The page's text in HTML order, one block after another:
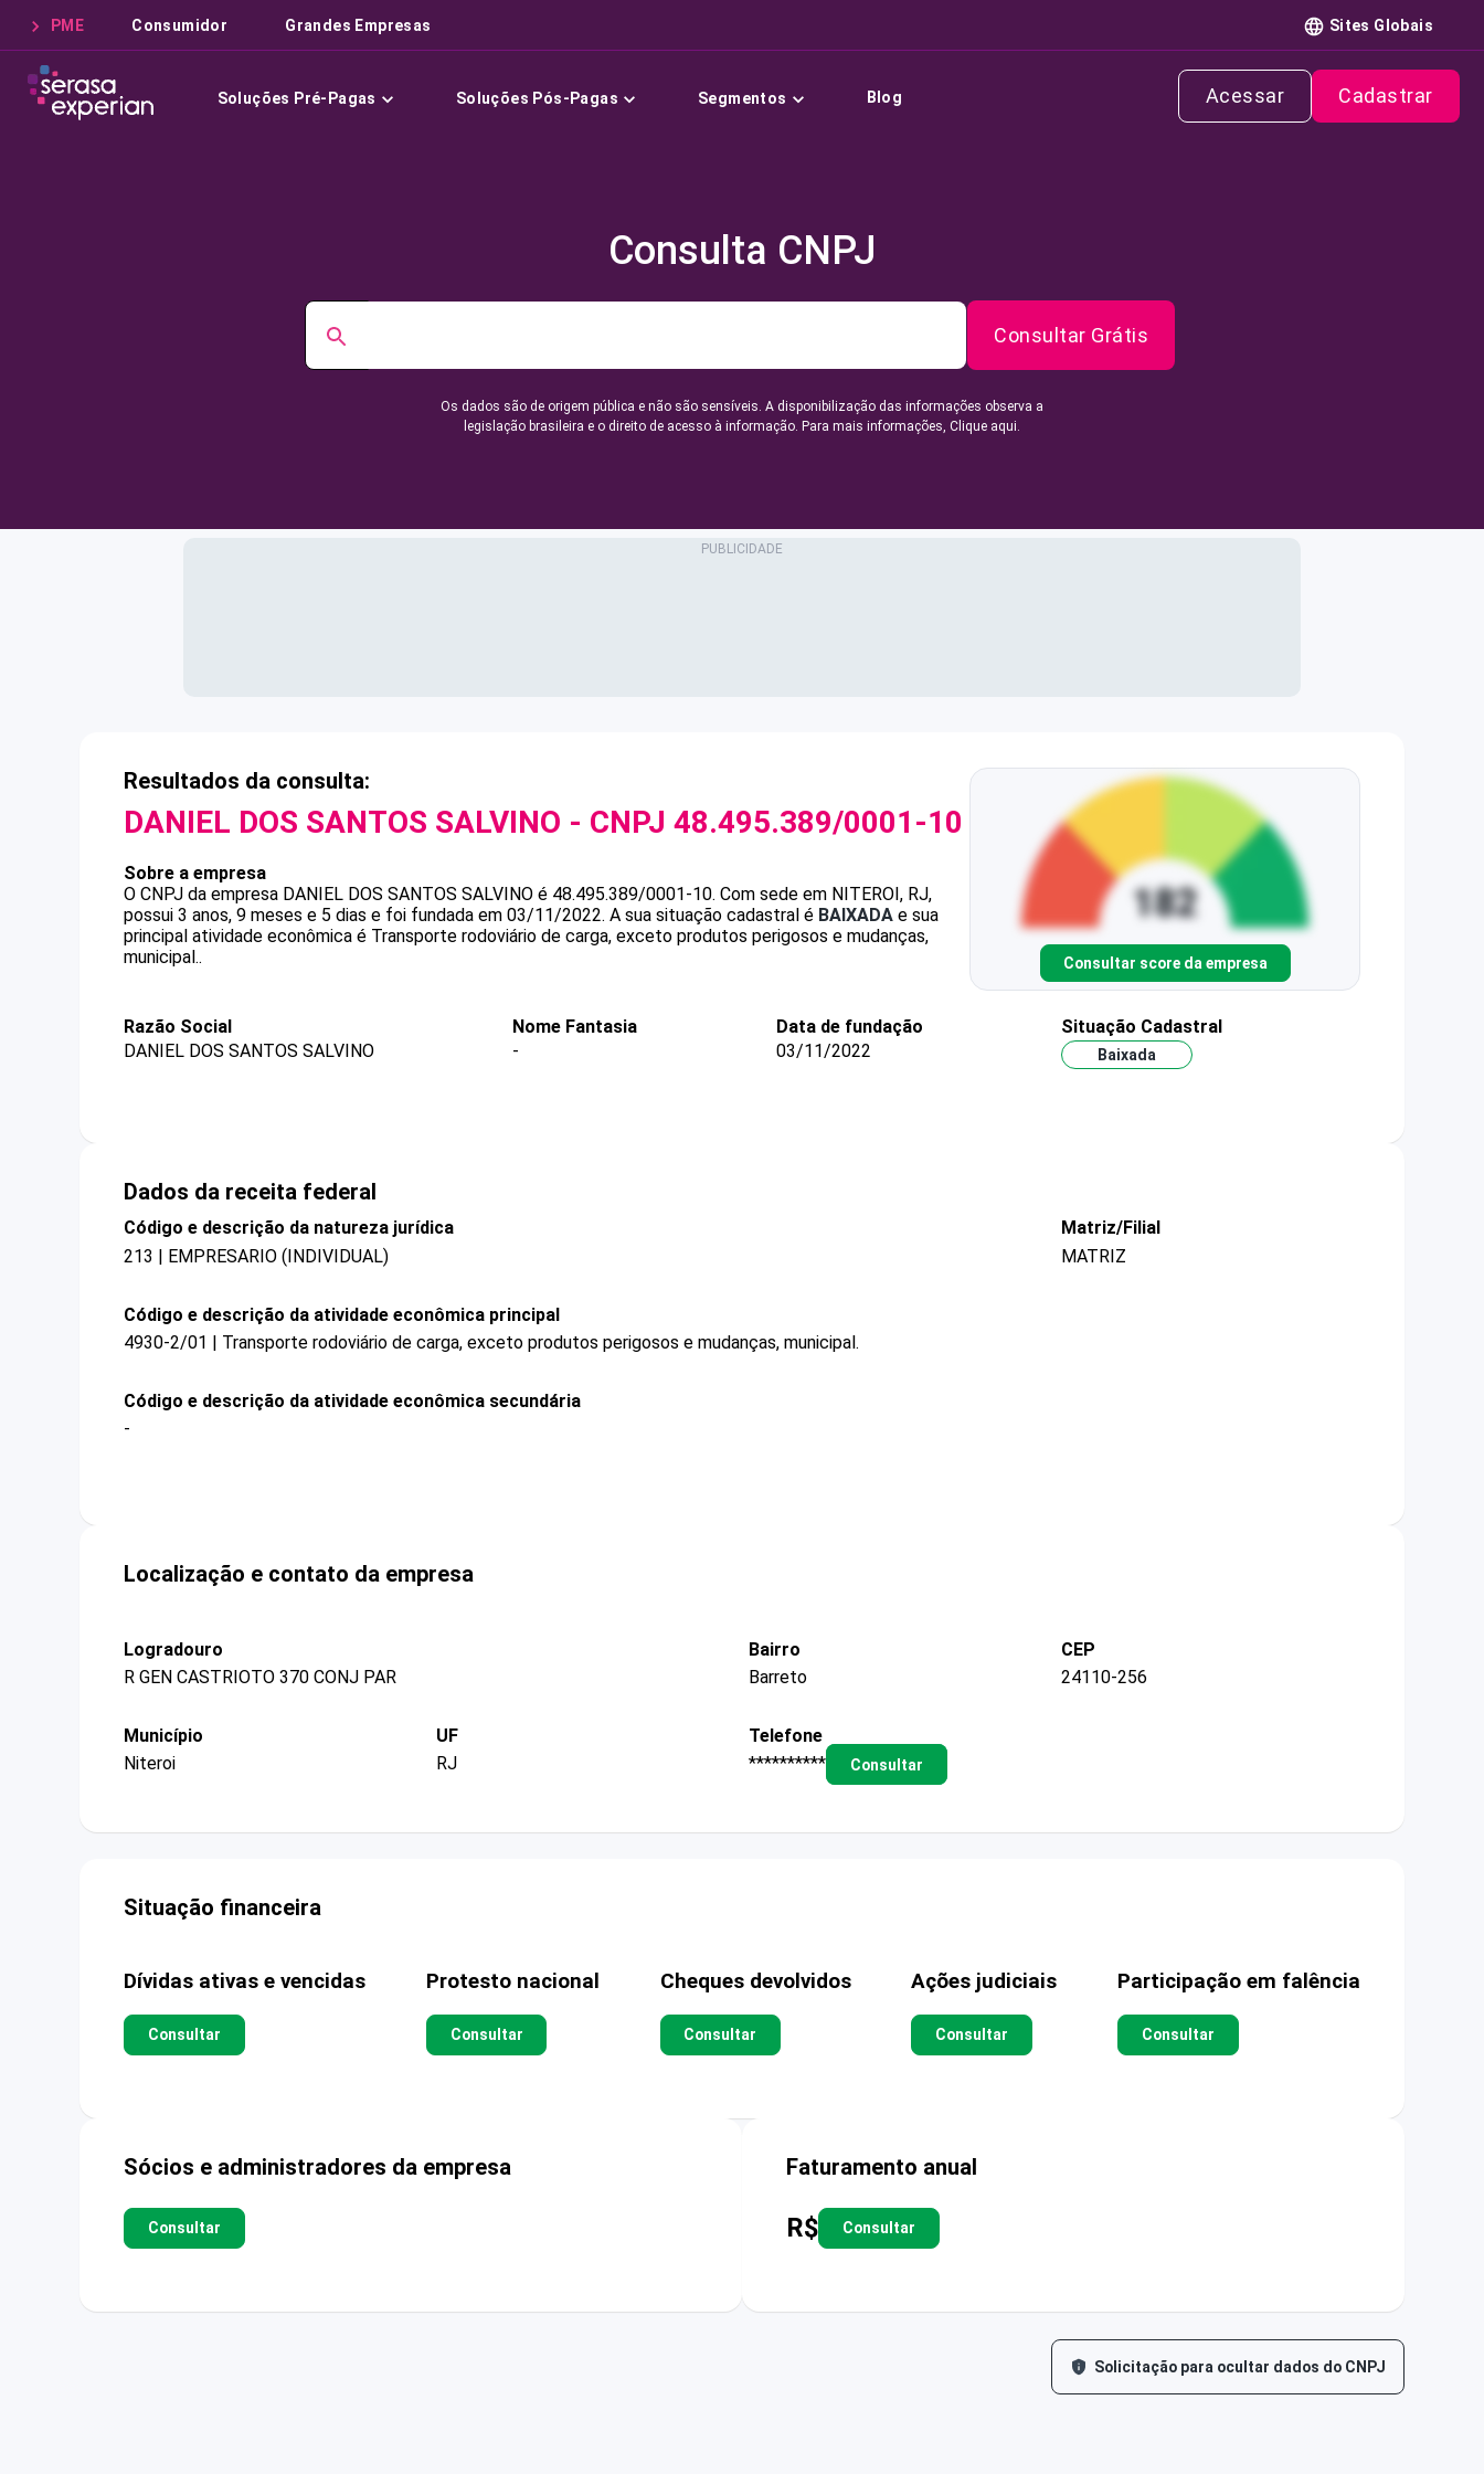
PME Consumidor Grandes Empresas Sites Globais
Soluções Pré-Pagas Soluções Pós-Pagas Segmentos Blog Acessar Cadastrar
Consulta CNPJ
Consultar Grátis
Os dados são de origem pública e não são sensíveis. A disponibilização das informações observa a
legislação brasileira e o direito de acesso à informação. Para mais informações, Clique aqui.
Resultados da consulta:
DANIEL DOS SANTOS SALVINO - CNPJ 48.495.389/0001-10
Sobre a empresa
O CNPJ da empresa DANIEL DOS SANTOS SALVINO é 48.495.389/0001-10. Com sede em NITEROI, RJ,
possui 3 anos, 9 meses e 5 dias e foi fundada em 03/11/2022. A sua situação cadastral é BAIXADA e sua
principal atividade econômica é Transporte rodoviário de carga, exceto produtos perigosos e mudanças,
municipal..
Consultar score da empresa
Razão Social
DANIEL DOS SANTOS SALVINO
Nome Fantasia
-
Data de fundação
03/11/2022
Situação Cadastral
Baixada
Dados da receita federal
Código e descrição da natureza jurídica
213 | EMPRESARIO (INDIVIDUAL)
Matriz/Filial
MATRIZ
Código e descrição da atividade econômica principal
4930-2/01 | Transporte rodoviário de carga, exceto produtos perigosos e mudanças, municipal.
Código e descrição da atividade econômica secundária
-
Localização e contato da empresa
Logradouro
R GEN CASTRIOTO 370 CONJ PAR
Bairro
Barreto
CEP
24110-256
Município
Niteroi
UF
RJ
Telefone
**********
Consultar
Situação financeira
Dívidas ativas e vencidas
Consultar
Protesto nacional
Consultar
Cheques devolvidos
Consultar
Ações judiciais
Consultar
Participação em falência
Consultar
Sócios e administradores da empresa
Consultar
Faturamento anual
R$ Consultar
Solicitação para ocultar dados do CNPJ